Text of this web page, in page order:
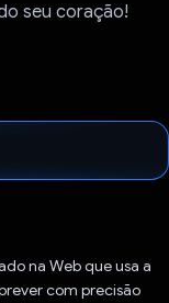
seu coração!
na Web que usa a
com precisão